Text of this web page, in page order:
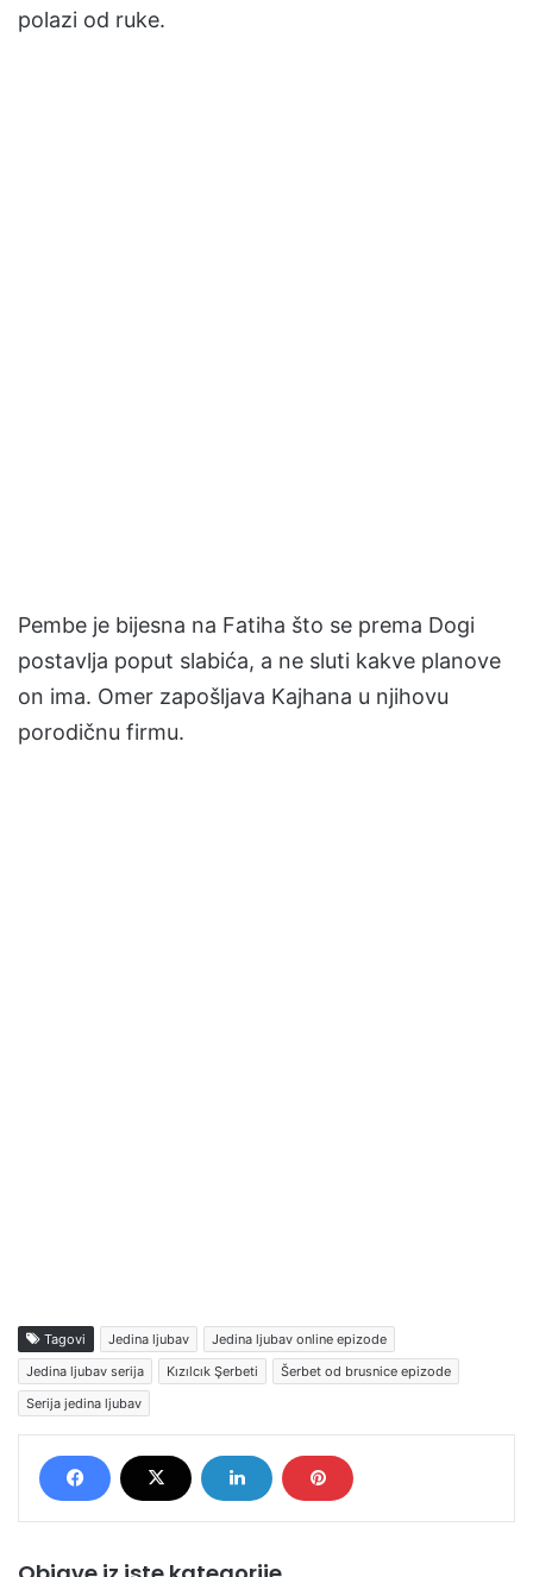
polazi od ruke.
Pembe je bijesna na Fatiha što se prema Dogi
postavlja poput slabića, a ne sluti kakve planove
on ima. Omer zapošljava Kajhana u njihovu
porodičnu firmu.
Tagovi Jedina ljubav
Jedina ljubav online epizode
Jedina ljubav serija
Kızılcık Şerbeti
Šerbet od brusnice epizode
Serija jedina ljubav